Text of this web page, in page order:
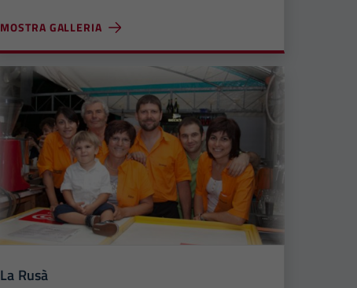
MOSTRA GALLERIA
La Rusà